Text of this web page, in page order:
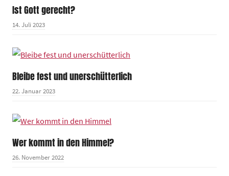
Ist Gott gerecht?
14. Juli 2023
Bleibe fest und unerschütterlich
22. Januar 2023
Wer kommt in den Himmel?
26. November 2022